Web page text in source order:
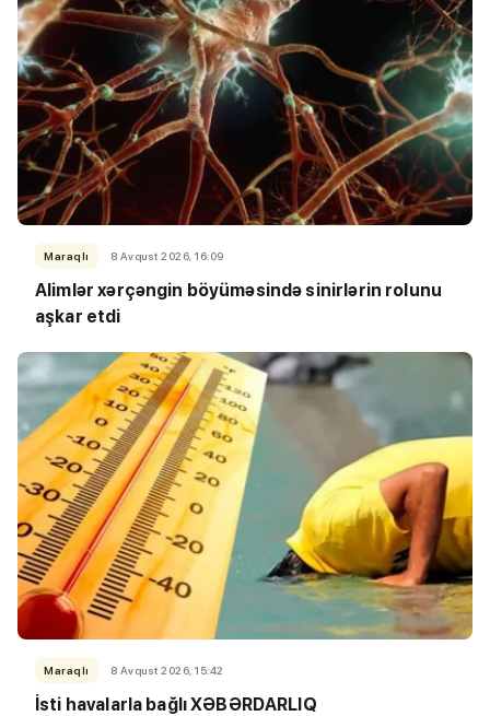
Maraqlı 8 Avqust 2026, 16:09
Alimlər xərçəngin böyüməsində sinirlərin rolunu
aşkar etdi
Maraqlı 8 Avqust 2026, 15:42
İsti havalarla bağlı XƏBƏRDARLIQ